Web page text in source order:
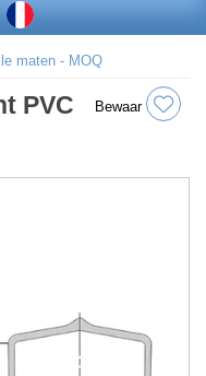
maten - MOQ
PVC
Bewaar